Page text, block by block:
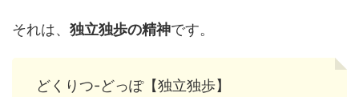
それは、 独立独歩の精神です。
どくりつ-どっぽ【独立独歩】